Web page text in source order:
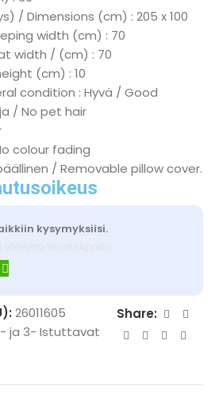
/ Dimensions (cm) : 205 x 100
width (cm) : 70
width / (cm) : 70
(cm) : 10
condition : Hyvä / Good
/ No pet hair
colour fading
/ Removable pillow cover.
kysymyksiisi.
yhteyttä WhatsAppilla
26011605
ja 3- Istuttavat
Share: